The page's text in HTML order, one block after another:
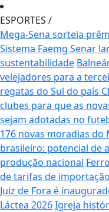
ESPORTES /
Mega-Sena sorteia
Sistema Faemg Senar
sustentabilidade
velejadores para a
regatas do Sul do país
clubes para que as
sejam adotadas no
176 novas moradias do
brasileiro: potencial de
produção nacional
de tarifas de
Juiz de Fora é
Láctea 2026Igreja